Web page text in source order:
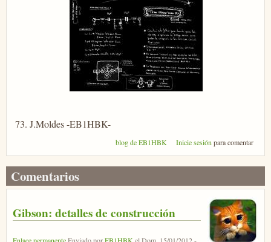
73. J.Moldes -EB1HBK-
blog de EB1HBK Inicie sesión para comentar
Comentarios
Gibson: detalles de construcción
Enlace permanenteEnviado porEB1HBK elDom, 15/01/2012 -